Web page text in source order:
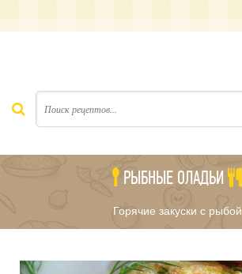
РЫБНЫЕ ОЛАДЬИ
Горячие закуски с рыбой